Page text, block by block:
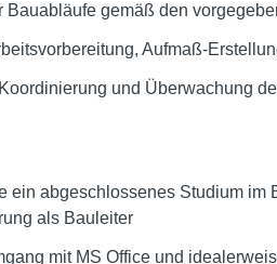
Bauabläufe gemäß den
Aufmaß-
und Überwachung
ein abgeschlossenes Studium
als Bauleiter
mit MS Office und